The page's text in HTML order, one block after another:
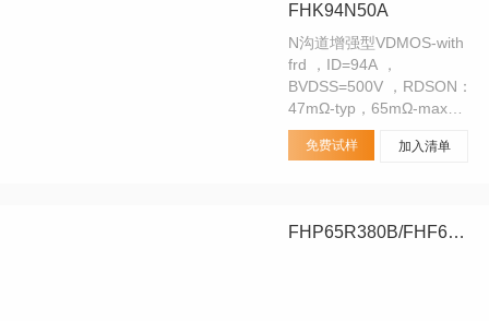
卤环保。
FHK94N50A
N沟道增强型VDMOS-with
frd ，ID=94A ，
BVDSS=500V ，RDSON：
47mΩ-typ，65mΩ-max，
TO-264封装外形，市场参
考型号：IXYS品牌
免费试样 加入清单
FHP65R380B/FHF65R380B/FHD65R380B